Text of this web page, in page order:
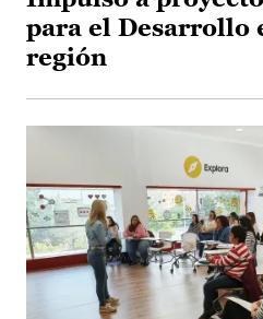
para el Desarrollo
región